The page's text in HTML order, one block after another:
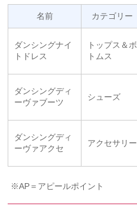
名前 カテゴリー
ダンシングナイ
トドレス
トップス＆ボ
トムス
ダンシングディ
ーヴァブーツ
シューズ
ダンシングディ
ーヴァアクセ
アクセサリー
※AP＝アピールポイント